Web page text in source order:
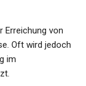
Erreichung von
Oft wird jedoch
im